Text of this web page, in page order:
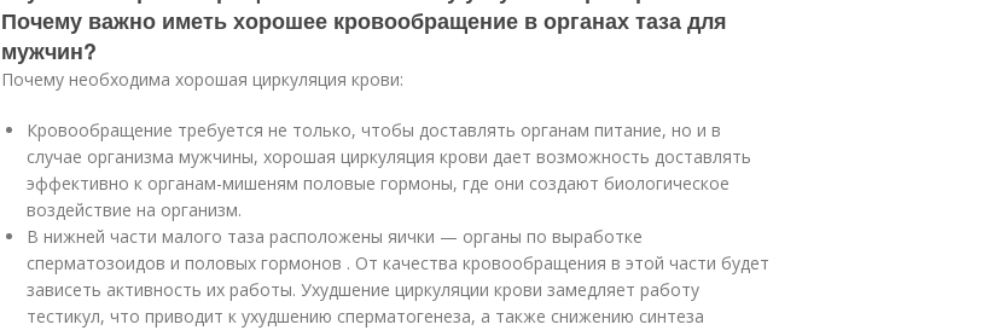
Почему важно иметь хорошее кровообращение в органах таза для
мужчин?
Почему необходима хорошая циркуляция крови:
Кровообращение требуется не только, чтобы доставлять органам питание, но и в
случае организма мужчины, хорошая циркуляция крови дает возможность доставлять
эффективно к органам-мишеням половые гормоны, где они создают биологическое
воздействие на организм.
В нижней части малого таза расположены яички — органы по выработке
сперматозоидов и половых гормонов . От качества кровообращения в этой части будет
зависеть активность их работы. Ухудшение циркуляции крови замедляет работу
тестикул, что приводит к ухудшению сперматогенеза, а также снижению синтеза